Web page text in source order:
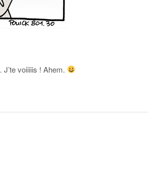
voiiiiis ! Ahem.